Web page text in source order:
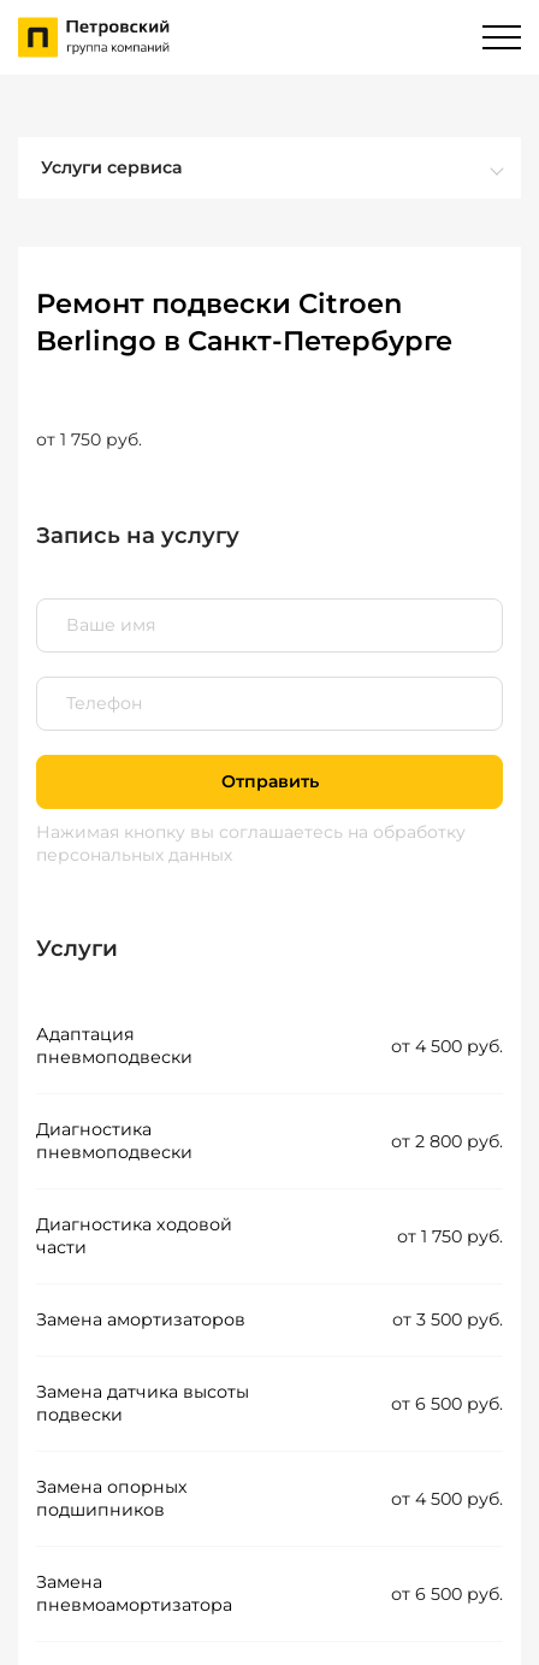
Услуги сервиса
Ремонт подвески Citroen
Berlingo в Санкт-Петербурге
от 1 750 руб.
Запись на услугу
Отправить
Нажимая кнопку вы соглашаетесь на обработку
персональных данных
Услуги
Адаптация
пневмоподвески
от 4 500 руб.
Диагностика
пневмоподвески
от 2 800 руб.
Диагностика ходовой
части
от 1 750 руб.
Замена амортизаторов от 3 500 руб.
Замена датчика высоты
подвески
от 6 500 руб.
Замена опорных
подшипников
от 4 500 руб.
Замена
пневмоамортизатора
от 6 500 руб.